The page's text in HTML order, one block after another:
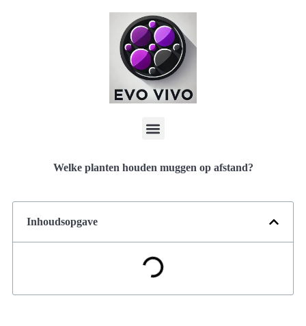
Welke planten houden muggen op afstand?
Inhoudsopgave